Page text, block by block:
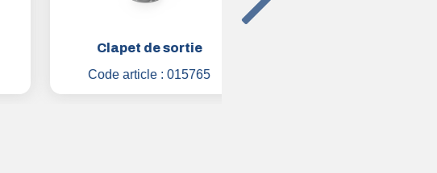
Clapet de sortie
Code article :015765